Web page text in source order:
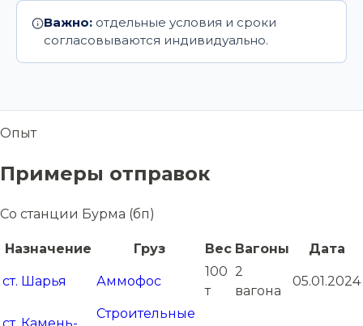
Важно: отдельные условия и сроки
согласовываются индивидуально.
Опыт
Примеры отправок
Со станции Бурма (бп)
Назначение Груз Вес Вагоны Дата
ст. Шарья Аммофос
100
т
2
вагона
05.01.2024
ст. Камень-
Строительные